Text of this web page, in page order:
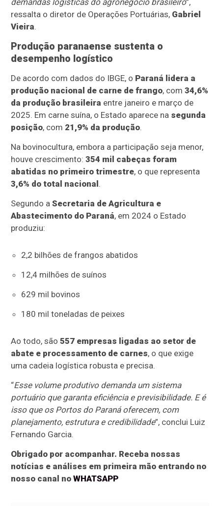
demandas logísticas do agronegócio brasileiro”,
ressalta o diretor de Operações Portuárias, Gabriel
Vieira.
Produção paranaense sustenta o
desempenho logístico
De acordo com dados do IBGE, o Paraná lidera a
produção nacional de carne de frango, com34,6%
da produção brasileira entre janeiro e março de
2025. Em carne suína, o Estado aparece na segunda
posição, com 21,9% da produção.
Na bovinocultura, embora a participação seja menor,
houve crescimento:354 mil cabeças foram
abatidas no primeiro trimestre, o que representa
3,6% do total nacional .
Segundo aSecretaria de Agricultura e
Abastecimento do Paraná, em 2024 o Estado
produziu:
2,2 bilhões de frangos abatidos
12,4 milhões de suínos
629 mil bovinos
180 mil toneladas de peixes
Ao todo, são557 empresas ligadas ao setor de
abate e processamento de carnes, o que exige
uma cadeia logística robusta e precisa.
“Esse volume produtivo demanda um sistema
portuário que garanta eficiência e previsibilidade. E é
isso que os Portos do Paraná oferecem, com
planejamento, estrutura e credibilidade”, conclui Luiz
Fernando Garcia.
Obrigado por acompanhar. Receba nossas
notícias e análises em primeira mão entrando no
nosso canal noWHATSAPP